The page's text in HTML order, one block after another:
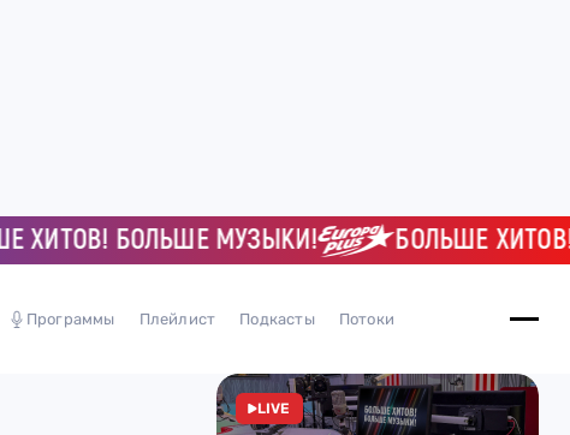
БОЛЬШЕ МУЗЫКИ! БОЛЬШЕ ХИТОВ!
Программы Плейлист Подкасты Потоки
LIVE